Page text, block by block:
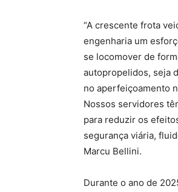
“A crescente frota
engenharia um
se locomover de
autopropelidos, seja
no aperfeiçoamento
Nossos servidores
para reduzir os
segurança viária,
Marcu Bellini.
Durante o ano de